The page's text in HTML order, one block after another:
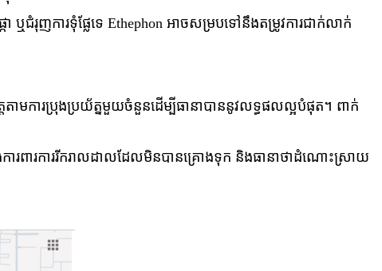
ញ​ការ​ទុំ​ផ្លែ​ទេ Ethephon អាច​សម្រប​ទៅ​នឹង​តម្រូវការ​ជាក់លាក់​
ាមការប្រុងប្រយ័ត្នមួយចំនួនដើម្បីធានាបាននូវលទ្ធផលល្អបំផុត។ ពាក់
ារពារការរីករាលដាលដែលមិនបានគ្រោងទុក និងធានាថាដំណោះស្រាយ